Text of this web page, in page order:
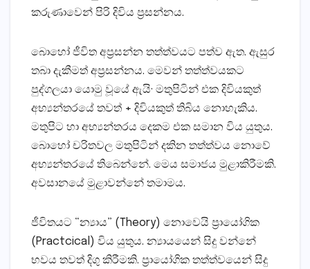
කරුණාවෙන් පිරි දිවිය ප්‍රසන්නය.
බොහෝ ජීවිත අප්‍රසන්න තත්ත්වයට පත්ව ඇත. ඇසුර
තබා දැකීමත් අප්‍රසන්නය. මෙවන් තත්ත්වයකට
පුද්ගලයා යොමු වූයේ ඇයි· මතුපිටින් එක දිවියකුත්
අභ්‍යන්තරයේ තවත් + දිවියකුත් තිබිය නොහැකිය.
මතුපිට හා අභ්‍යන්තරය දෙකම එක සමාන විය යුතුය.
බොහෝ චරිතවල මතුපිටින් දකින තත්ත්වය නොවේ
අභ්‍යන්තරයේ තිබෙන්නේ. මෙය සමාජය මුළාකිරීමකි.
අවසානයේ මුළාවන්නේ තමාමය.
ජීවිතයට “න්‍යාය” (Theory) නොවෙයි ප්‍රායෝගික
(Practcical) විය යුතුය. න්‍යායයෙන් සිදු වන්නේ
භවය තවත් දිගු කිරීමකි. ප්‍රායෝගික තත්ත්වයෙන් සිදු